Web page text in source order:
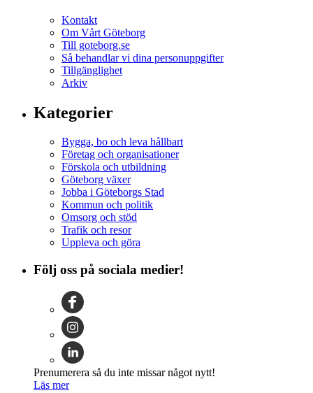
Kontakt
Om Vårt Göteborg
Till goteborg.se
Så behandlar vi dina personuppgifter
Tillgänglighet
Arkiv
Kategorier
Bygga, bo och leva hållbart
Företag och organisationer
Förskola och utbildning
Göteborg växer
Jobba i Göteborgs Stad
Kommun och politik
Omsorg och stöd
Trafik och resor
Uppleva och göra
Följ oss på sociala medier!
Prenumerera så du inte missar något nytt!
Läs mer